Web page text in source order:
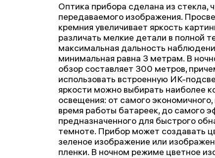
Оптика прибора сделана из стекла,
передаваемого изображения.
кремния увеличивает яркость
различать мелкие детали в полной
максимальная дальность
минимальная равна 3 метрам. В
обзор составляет 300 метров,
использовать встроенную ИК-
яркости можно выбирать наиболее
освещения: от самого
время работы батареек, до самого
предназначенного для быстрого
темноте. Прибор может создавать
зеленое изображение или
пленки. В ночном режиме цветное